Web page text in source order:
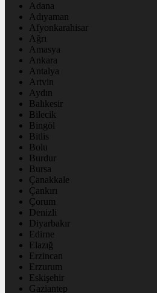
Adana
Adıyaman
Afyonkarahisar
Ağrı
Amasya
Ankara
Antalya
Artvin
Aydın
Balıkesir
Bilecik
Bingöl
Bitlis
Bolu
Burdur
Bursa
Çanakkale
Çankırı
Çorum
Denizli
Diyarbakır
Edirne
Elazığ
Erzincan
Erzurum
Eskişehir
Gaziantep